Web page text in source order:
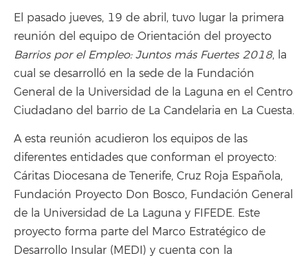
El pasado jueves, 19 de abril, tuvo lugar la primera
reunión del equipo de Orientación del proyecto
Barrios por el Empleo: Juntos más Fuertes 2018, la
cual se desarrolló en la sede de la Fundación
General de la Universidad de la Laguna en el Centro
Ciudadano del barrio de La Candelaria en La Cuesta.
A esta reunión acudieron los equipos de las
diferentes entidades que conforman el proyecto:
Cáritas Diocesana de Tenerife, Cruz Roja Española,
Fundación Proyecto Don Bosco, Fundación General
de la Universidad de La Laguna y FIFEDE. Este
proyecto forma parte del Marco Estratégico de
Desarrollo Insular (MEDI) y cuenta con la